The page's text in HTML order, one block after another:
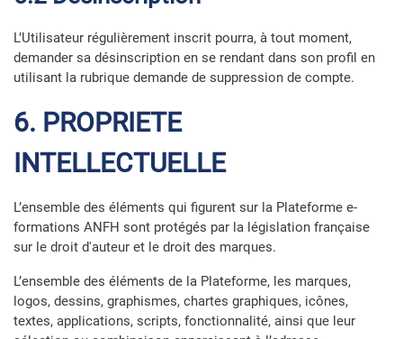
L’Utilisateur régulièrement inscrit pourra, à tout moment,
demander sa désinscription en se rendant dans son profil en
utilisant la rubrique demande de suppression de compte.
6. PROPRIETE
INTELLECTUELLE
L’ensemble des éléments qui figurent sur la Plateforme e-
formations ANFH sont protégés par la législation française
sur le droit d'auteur et le droit des marques.
L’ensemble des éléments de la Plateforme, les marques,
logos, dessins, graphismes, chartes graphiques, icônes,
textes, applications, scripts, fonctionnalité, ainsi que leur